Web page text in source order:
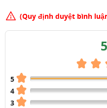
(Quy định duyệt bình
5
5
4
3